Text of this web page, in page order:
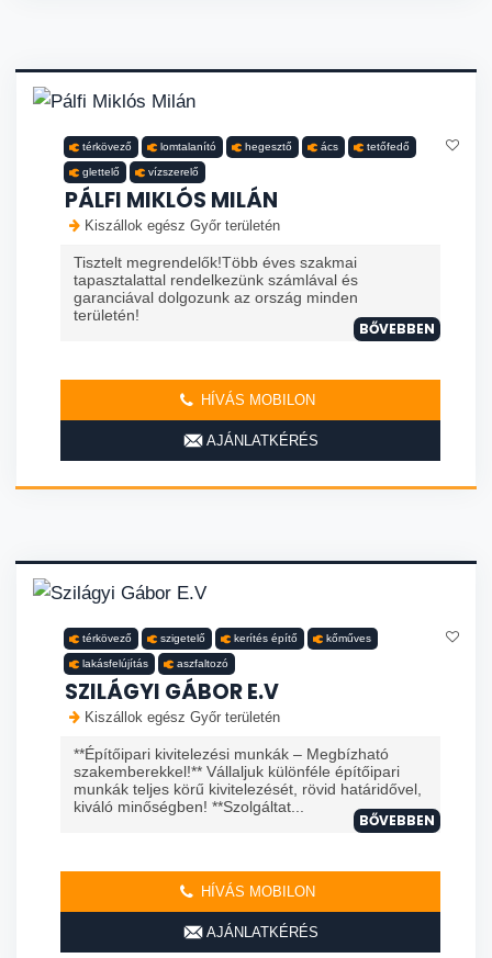
térkövező lomtalanító hegesztő ács tetőfedő
glettelő vízszerelő
PÁLFI MIKLÓS MILÁN
Kiszállok egész Győr területén
Tisztelt megrendelők!Több éves szakmai
tapasztalattal rendelkezünk számlával és
garanciával dolgozunk az ország minden
területén!
BŐVEBBEN
HÍVÁS MOBILON
AJÁNLATKÉRÉS
térkövező szigetelő kerítés építő kőműves
lakásfelújítás aszfaltozó
SZILÁGYI GÁBOR E.V
Kiszállok egész Győr területén
**Építőipari kivitelezési munkák – Megbízható
szakemberekkel!** Vállaljuk különféle építőipari
munkák teljes körű kivitelezését, rövid határidővel,
kiváló minőségben! **Szolgáltat...
BŐVEBBEN
HÍVÁS MOBILON
AJÁNLATKÉRÉS